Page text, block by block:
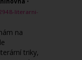
literarni-
na
triky,